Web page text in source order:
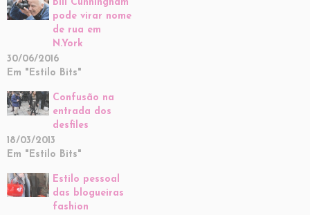
Bill Cunningham
pode virar nome
de rua em
N.York
30/06/2016
Em "Estilo Bits"
Confusão na
entrada dos
desfiles
18/03/2013
Em "Estilo Bits"
Estilo pessoal
das blogueiras
fashion